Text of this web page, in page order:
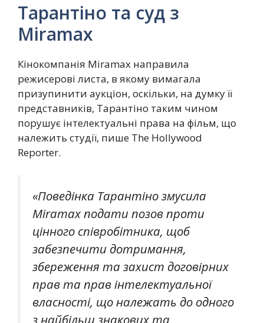
Тарантіно та суд з
Miramax
Кінокомпанія Miramax направила
режисерові листа, в якому вимагала
призупинити аукціон, оскільки, на думку її
представників, Тарантіно таким чином
порушує інтелектуальні права на фільм, що
належить студії, пише The Hollywood
Reporter.
«Поведінка Тарантіно змусила
Miramax подати позов проти
цінного співробітника, щоб
забезпечити дотримання,
збереження та захист договірних
прав та прав інтелектуальної
власності, що належать до одного
з найбільш знакових та